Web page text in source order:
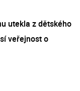
utekla z dětského
veřejnost o